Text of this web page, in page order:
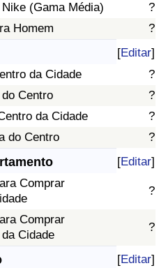
(Gama Média)
?
Homem
?
[Editar]
da Cidade
?
Centro
?
da Cidade
?
do Centro
?
[Editar]
Comprar
?
Comprar
Cidade
?
[Editar]